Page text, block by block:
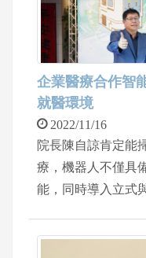
吳柏鋒，經過調養
行步行前來門診治
練。
企業醫療合作智
就醫環境
2022/11/16
院長陳自諒肯定能
療，機器人不僅具
能，同時導入立式
況發生。尤其在醫